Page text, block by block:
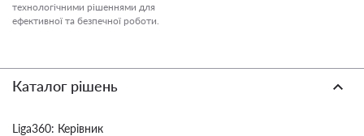
технологічними рішеннями для
ефективної та безпечної роботи.
Каталог рішень
Liga360: Керівник